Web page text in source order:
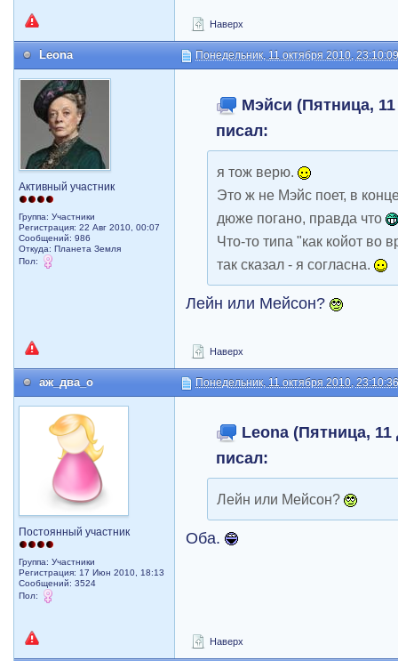
Наверх
Leona Понедельник, 11 октября 2010,
Активный участник
Группа: Участники
Регистрация: 22 Авг 2010, 00:07
Сообщений: 986
Откуда: Планета Земля
Пол:
Мэйси (Пятница,
писал:
я тож верю.
Это ж не Mэйс поет, в
дюже погано, правда что
Что-то типа "как койот во
так сказал - я согласна.
Лейн или Мейсон?
Наверх
аж_два_о Понедельник, 11 октября 2010,
Постоянный участник
Группа: Участники
Регистрация: 17 Июн 2010, 18:13
Сообщений: 3524
Пол:
Leona (Пятница, 11
писал:
Лейн или Мейсон?
Оба.
Наверх